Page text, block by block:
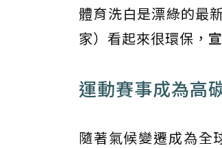
體育洗白是漂綠的最
家）看起來很環保，
運動賽事成為高
隨著氣候變遷成為全